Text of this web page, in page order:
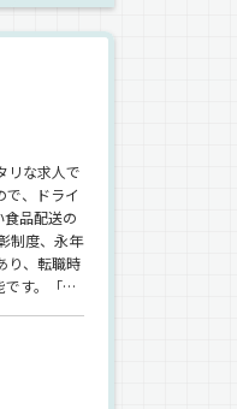
リな求人で
で、ドライ
品配送の
制度、永年
り、転職時
す。「運